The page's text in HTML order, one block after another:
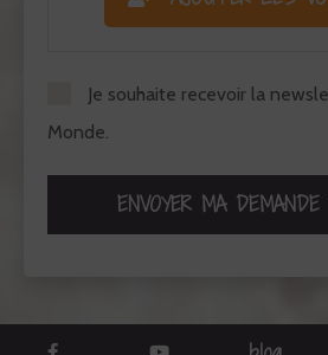
Je souhaite recevoir la
Monde.
ENVOYER MA